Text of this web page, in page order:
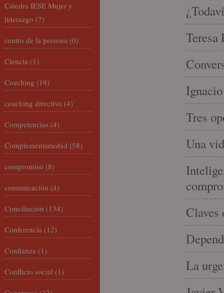
Teresa
Tres
Una
Claves
La
Cátedra IESE Mujer y
liderazgo (7)
centro de la persona (0)
Ciencia (1)
Coaching (19)
coaching directivo (4)
Competencias (4)
Complementariedad (58)
compromiso (8)
comunicación (4)
Conciliación (134)
Conferencia (12)
Confianza (1)
Conflicto social (1)